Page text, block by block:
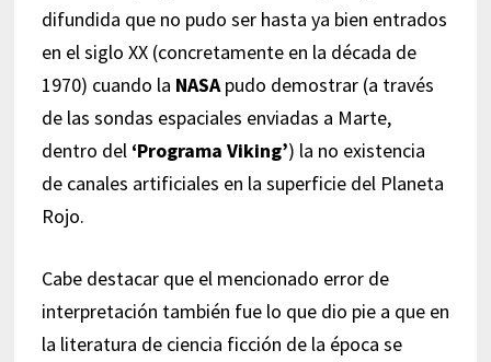
difundida que no pudo ser hasta ya bien entrados
en el siglo XX (concretamente en la década de
1970) cuando la NASApudo demostrar (a través
de las sondas espaciales enviadas a Marte,
dentro del ‘Programa Viking’) la no existencia
de canales artificiales en la superficie del Planeta
Rojo.
Cabe destacar que el mencionado error de
interpretación también fue lo que dio pie a que en
la literatura de ciencia ficción de la época se